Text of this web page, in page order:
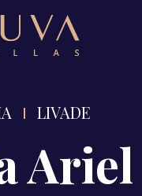
LIVADE
Ariel